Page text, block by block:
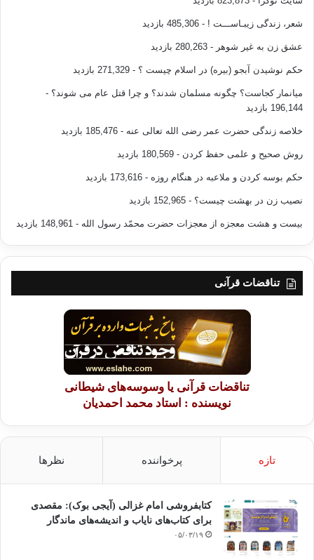
شعر، زندگی زیبـاســـت ! - 485,306 بازدید
عشق زن به غیر شوهر - 280,263 بازدید
حکم نوشیدن آبجو (بیره) در اسلام چیست ؟ - 271,329 بازدید
میانمار کجاست؟ چگونه مسلمان شدند؟ و چرا قتل عام می شوند؟ -
196,144 بازدید
خلاصه زندگی حضرت عمر رضی الله تعالی عنه - 185,476 بازدید
روش صحیح و علمی حفظ کردن - 180,569 بازدید
حکم بوسه کردن و ملاعبه در هنگام روزه - 173,616 بازدید
نصیب زن در بهشت چیست؟ - 152,965 بازدید
بیست و هشت معجزه از معجزات حضرت محمّد رسول الله - 148,961 بازدید
تناقضات قرآنی
تناقضات قرآنی یا وسوسه‌های شیطانی
نویسنده : استاد محمد احمدیان
تازه پرخواننده نظرها
کتابفروشی امام غزالی (آیجی بوک): مقصدی
برای کتاب‌های نایاب و اندیشه‌های ماندگار
۰۵/۰۳/۱۹